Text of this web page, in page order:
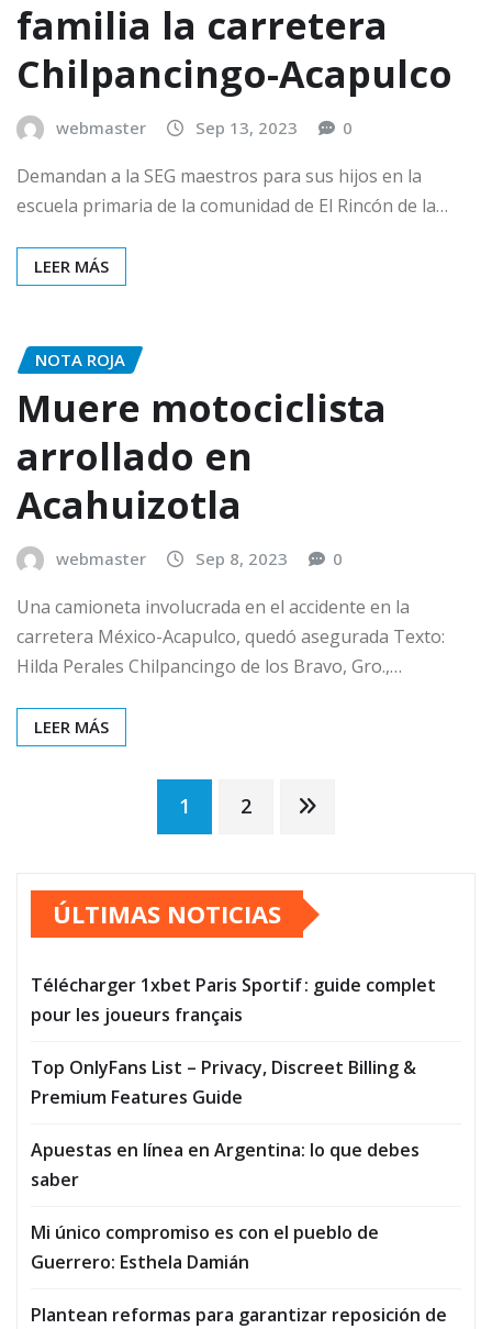
familia la carretera
Chilpancingo-Acapulco
webmaster Sep 13, 2023 0
Demandan a la SEG maestros para sus hijos en la
escuela primaria de la comunidad de El Rincón de la…
LEER MÁS
NOTA ROJA
Muere motociclista
arrollado en
Acahuizotla
webmaster Sep 8, 2023 0
Una camioneta involucrada en el accidente en la
carretera México-Acapulco, quedó asegurada Texto:
Hilda Perales Chilpancingo de los Bravo, Gro.,…
LEER MÁS
Paginación
de
entradas
1 2
ÚLTIMAS NOTICIAS
Télécharger 1xbet Paris Sportif : guide complet
pour les joueurs français
Top OnlyFans List – Privacy, Discreet Billing &
Premium Features Guide
Apuestas en línea en Argentina: lo que debes
saber
Mi único compromiso es con el pueblo de
Guerrero: Esthela Damián
Plantean reformas para garantizar reposición de